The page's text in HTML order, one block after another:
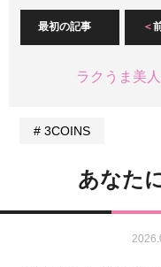
最初の記事
ラクうま美
3COINS
あなた